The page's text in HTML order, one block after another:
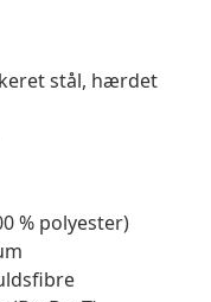
stål, hærdet
% polyester)